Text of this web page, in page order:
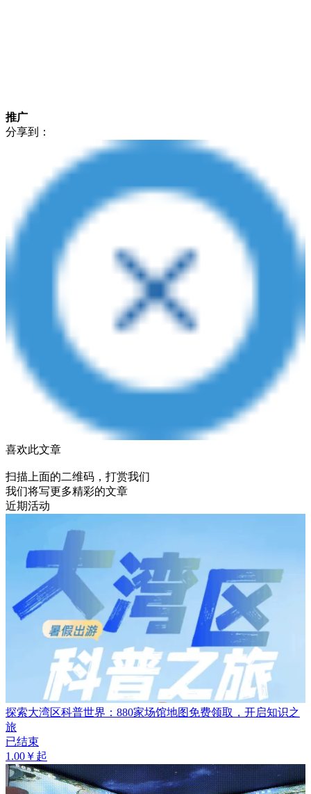
推广
分享到：
喜欢此文章
扫描上面的二维码，打赏我们
我们将写更多精彩的文章
近期活动
探索大湾区科普世界：880家场馆地图免费领取，开启知识之
旅
已结束
1.00￥起